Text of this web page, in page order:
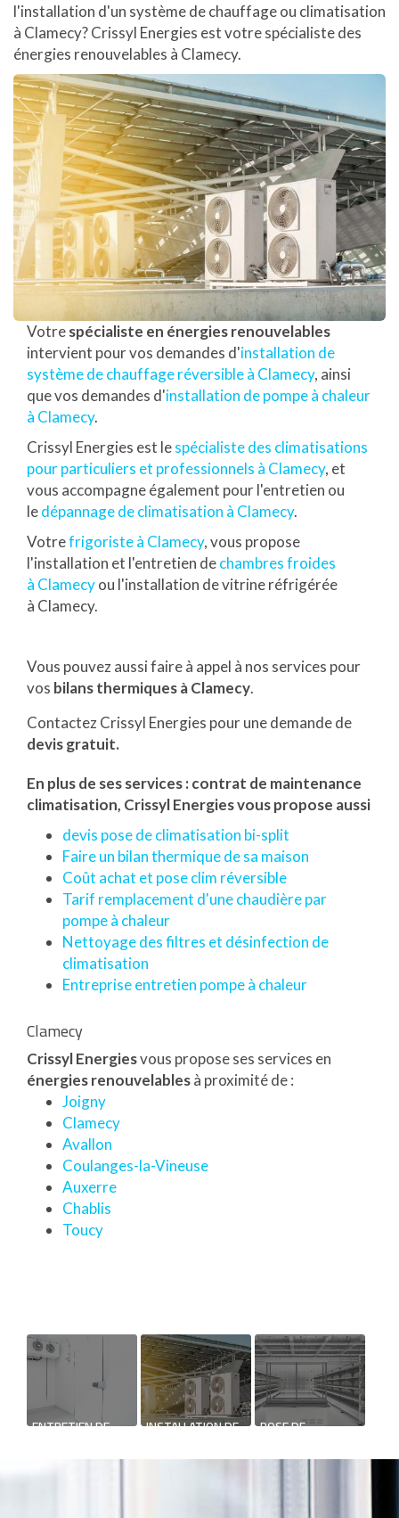
l'installation d'un système de chauffage ou climatisation
à Clamecy? Crissyl Energies est votre spécialiste des
énergies renouvelables à Clamecy.
Votrespécialiste en énergies renouvelables
intervient pour vos demandes d'installation de
système de chauffage réversible à Clamecy, ainsi
que vos demandes d'installation de pompe à chaleur
à Clamecy.
Crissyl Energies est lespécialiste des climatisations
pour particuliers et professionnels à Clamecy, et
vous accompagne également pour l'entretien ou
ledépannage de climatisation à Clamecy.
Votrefrigoriste à Clamecy, vous propose
l'installation et l'entretien dechambres froides
à Clamecyou l'installation de vitrine réfrigérée
à Clamecy.
Vous pouvez aussi faire à appel à nos services pour
vos bilans thermiques à Clamecy.
Contactez Crissyl Energies pour une demande de
devis gratuit.
En plus de ses services : contrat de maintenance
climatisation, Crissyl Energies vous propose aussi
devis pose de climatisation bi-split
Faire un bilan thermique de sa maison
Coût achat et pose clim réversible
Tarif remplacement d'une chaudière par
pompe à chaleur
Nettoyage des filtres et désinfection de
climatisation
Entreprise entretien pompe à chaleur
Clamecy
Crissyl Energiesvous propose ses services en
énergies renouvelablesà proximité de :
Joigny
Clamecy
Avallon
Coulanges-la-Vineuse
Auxerre
Chablis
Toucy
ENTRETIEN DE
FRIGORIFIQUE
INSTALLATION DE
CHALEUR
POSE DE